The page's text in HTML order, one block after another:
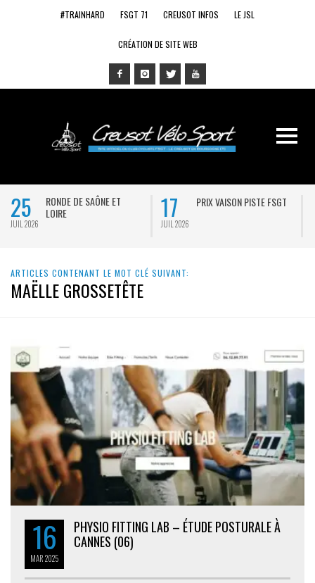
#TRAINHARD FSGT 71 CREUSOT INFOS LE JSL
CRÉATION DE SITE WEB
25
JUIL 2026
RONDE DE SAÔNE ET
LOIRE
17
JUIL 2026
PRIX VAISON PISTE FSGT
ARTICLES CONTENANT LE MOT CLÉ SUIVANT:
MAËLLE GROSSETÊTE
16
MAR2025
PHYSIO FITTING LAB – ÉTUDE POSTURALE À
CANNES (06)